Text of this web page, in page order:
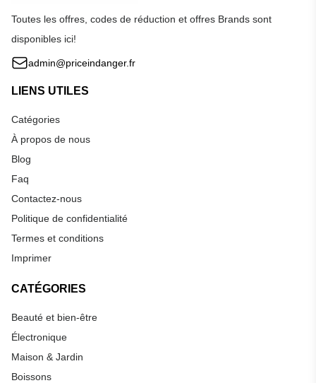
Toutes les offres, codes de réduction et offres Brands sont
disponibles ici!
admin@priceindanger.fr
LIENS UTILES
Catégories
À propos de nous
Blog
Faq
Contactez-nous
Politique de confidentialité
Termes et conditions
Imprimer
CATÉGORIES
Beauté et bien-être
Électronique
Maison & Jardin
Boissons